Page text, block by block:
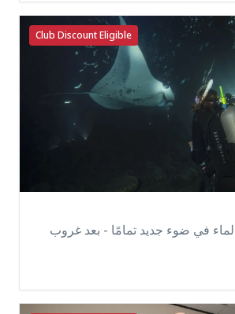
Club Discount Eligible
في ضوء جديد تمامًا - بعد غروب